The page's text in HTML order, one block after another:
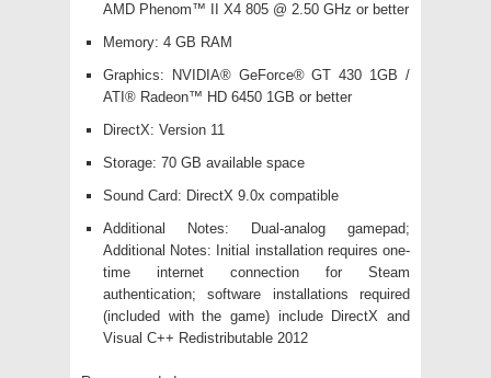
AMD Phenom™ II X4 805 @ 2.50 GHz or better
Memory: 4 GB RAM
Graphics: NVIDIA® GeForce® GT 430 1GB /
ATI® Radeon™ HD 6450 1GB or better
DirectX: Version 11
Storage: 70 GB available space
Sound Card: DirectX 9.0x compatible
Additional Notes: Dual-analog gamepad;
Additional Notes: Initial installation requires one-
time internet connection for Steam
authentication; software installations required
(included with the game) include DirectX and
Visual C++ Redistributable 2012